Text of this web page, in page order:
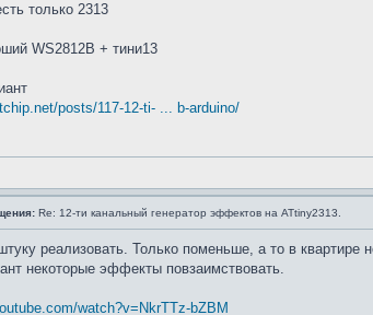
только 2313
WS2812B + тини13
posts/117-12-ti- ... b-arduino/
Re: 12-ти канальный генератор эффектов на ATtiny2313.
реализовать. Только поменьше, а то в квартире
некоторые эффекты повзаимствовать.
watch?v=NkrTTz-bZBM